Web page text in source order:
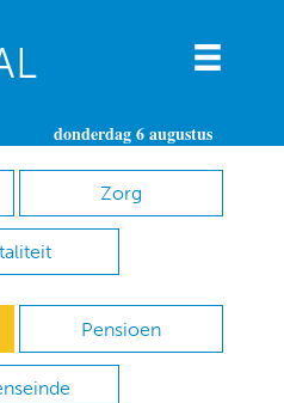
donderdag 6 augustus
Zorg
Pensioen